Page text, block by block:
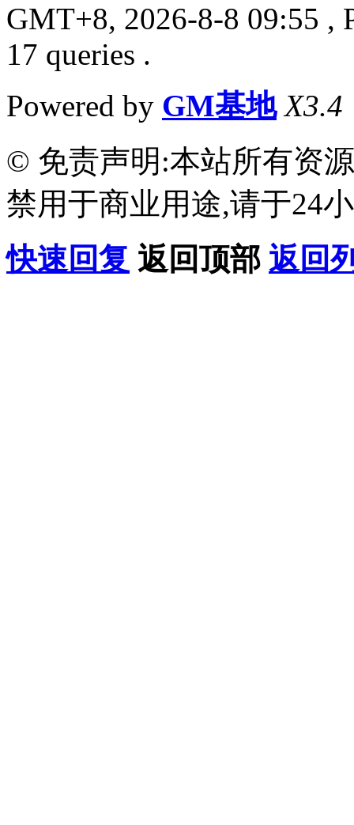
GMT+8, 2026-8-8 09:55 ,
17 queries .
Powered by GM基地 X3.4
© 免责声明:本站所有资
禁用于商业用途,请于24
快速回复 返回顶部 返回